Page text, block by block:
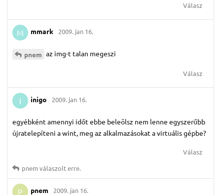
Válasz
M mmark 2009. jan 16.
pnem az img-t talan megeszi
Válasz
I inigo 2009. jan 16.
egyébként amennyi időt ebbe beleölsz nem lenne egyszerűbb
újratelepíteni a wint, meg az alkalmazásokat a virtuális gépbe?
Válasz
pnemválaszolt erre.
P pnem 2009. jan 16.